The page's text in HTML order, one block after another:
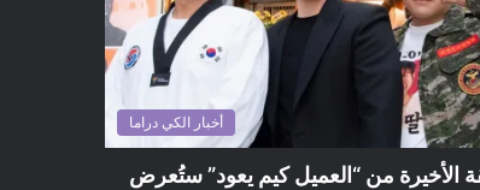
أخبار الكي دراما
الأخيرة من “العميل كيم يعود” ستُعرض